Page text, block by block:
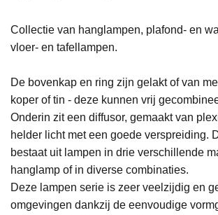
Collectie van hanglampen, plafond- en
vloer- en tafellampen.
De bovenkap en ring zijn gelakt of van
koper of tin - deze kunnen vrij
Onderin zit een diffusor, gemaakt van
helder licht met een goede verspreiding.
bestaat uit lampen in drie verschillende
hanglamp of in diverse combinaties.
Deze lampen serie is zeer veelzijdig en
omgevingen dankzij de eenvoudige